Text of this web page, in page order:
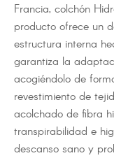
Francia, colchón
producto ofrece un
estructura interna
garantiza la
acogiéndolo de
revestimiento de
acolchado de fibra
transpirabilidad e
descanso sano y